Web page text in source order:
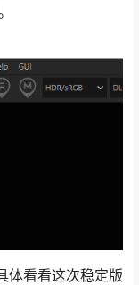
体看看这次稳定版